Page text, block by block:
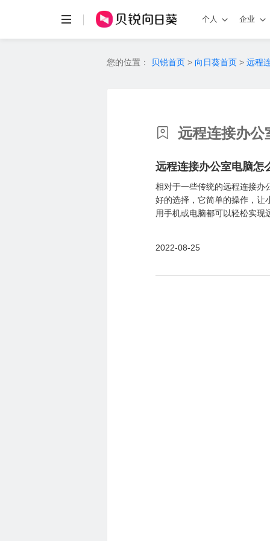
个人 企业
您的位置： 贝锐首页 > 向日葵首页 > 远程
远程连接办公
远程连接办公室电脑怎
相对于一些传统的远程连接办
好的选择，它简单的操作，让
用手机或电脑都可以轻松实现
2022-08-25